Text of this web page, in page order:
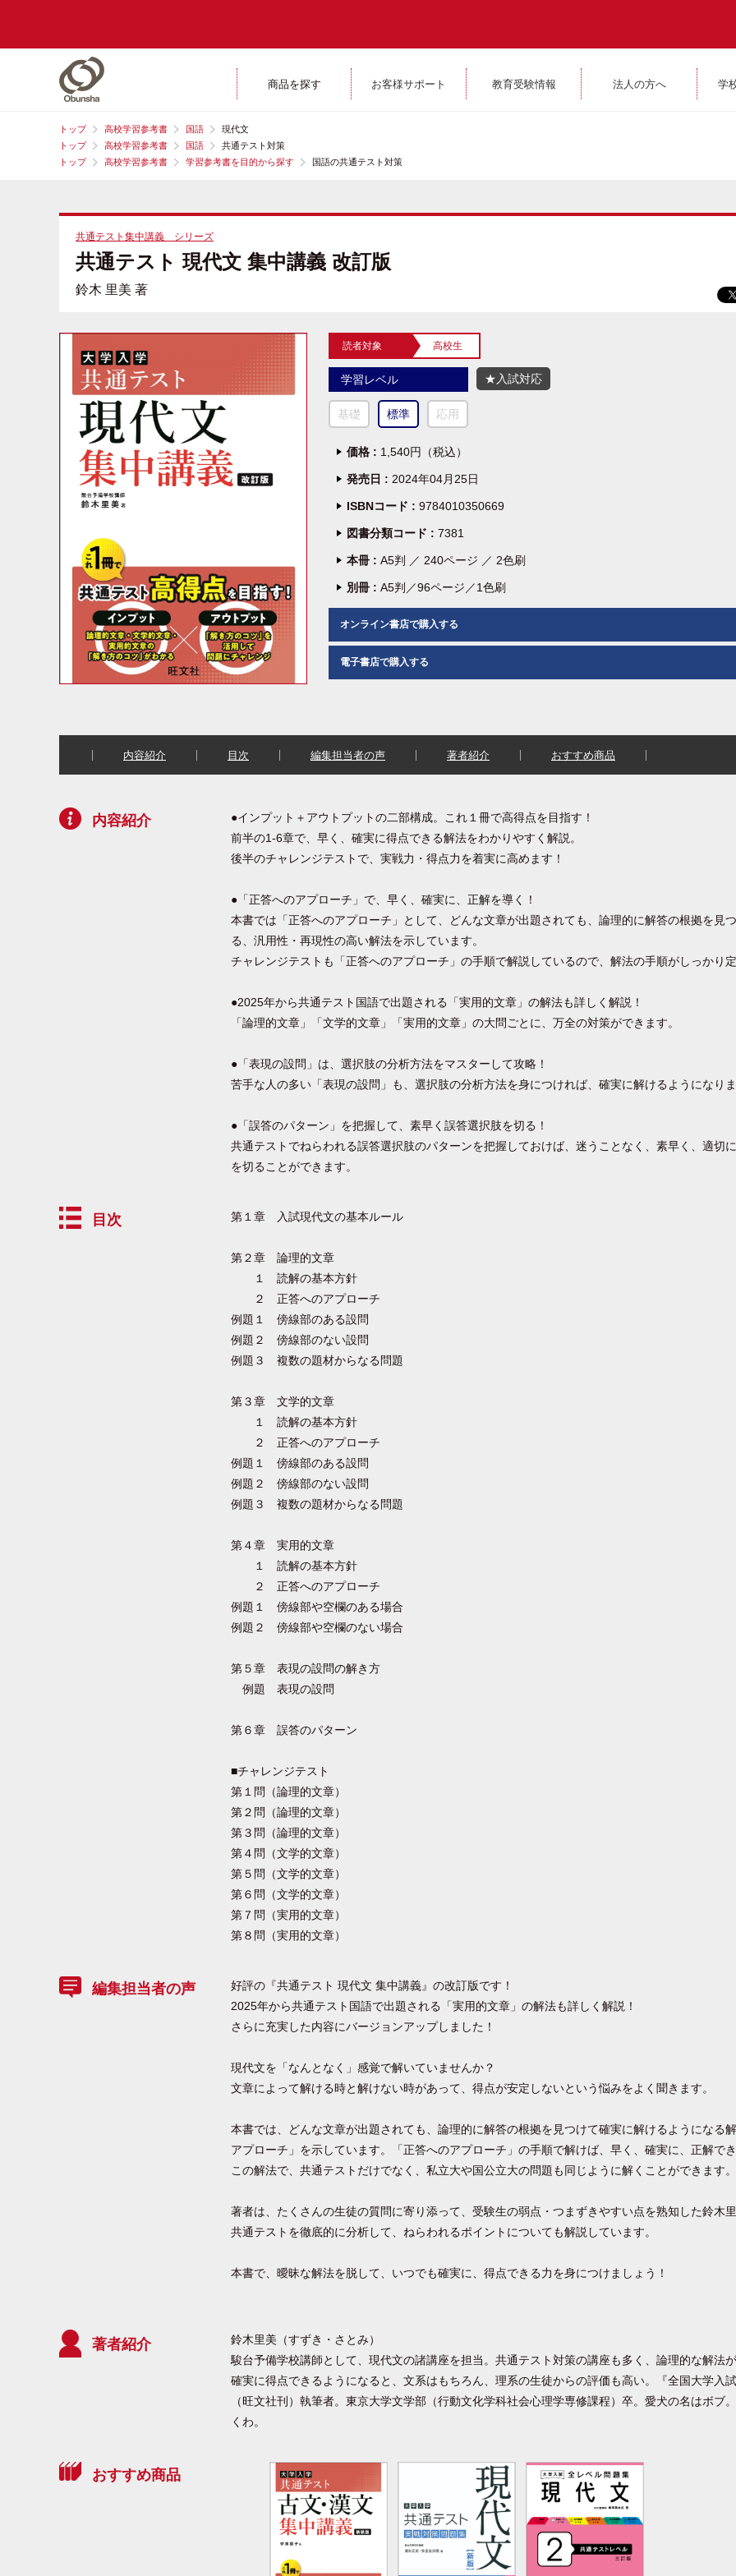
商品を探す お客様サポート 教育受験情報 法人の方へ 学
トップ 高校学習参考書 国語
現代文
トップ
高校学習参考書 国語
共通テスト対策
トップ
高校学習参考書 学習参考書を目的から探す 国語の共通テスト対策
共通テスト集中講義 シリーズ
共通テスト 現代文 集中講義 改訂版
鈴木 里美 著
読者対象 高校生
学習レベル
基礎 標準 応用
★入試対応
価格 : 1,540円（税込）
発売日 : 2024年04月25日
ISBNコード : 9784010350669
図書分類コード : 7381
本冊 : A5判 ／ 240ページ ／ 2色刷
別冊 : A5判／96ページ／1色刷
オンライン書店で購入する
電子書店で購入する
内容紹介 目次 編集担当者の声 著者紹介 おすすめ商品
内容紹介
●インプット＋アウトプットの二部構成。これ１冊で高得点を目指す！
前半の1-6章で、早く、確実に得点できる解法をわかりやすく解説。
後半のチャレンジテストで、実戦力・得点力を着実に高めます！
●「正答へのアプローチ」で、早く、確実に、正解を導く！
本書では「正答へのアプローチ」として、どんな文章が出題されても、論理的に解答の根拠を見
る、汎用性・再現性の高い解法を示しています。
チャレンジテストも「正答へのアプローチ」の手順で解説しているので、解法の手順がしっかり定
●2025年から共通テスト国語で出題される「実用的文章」の解法も詳しく解説！
「論理的文章」「文学的文章」「実用的文章」の大問ごとに、万全の対策ができます。
●「表現の設問」は、選択肢の分析方法をマスターして攻略！
苦手な人の多い「表現の設問」も、選択肢の分析方法を身につければ、確実に解けるようになりま
●「誤答のパターン」を把握して、素早く誤答選択肢を切る！
共通テストでねらわれる誤答選択肢のパターンを把握しておけば、迷うことなく、素早く、適切
を切ることができます。
目次 第１章 入試現代文の基本ルール
第２章 論理的文章
１ 読解の基本方針
２ 正答へのアプローチ
例題１ 傍線部のある設問
例題２ 傍線部のない設問
例題３ 複数の題材からなる問題
第３章 文学的文章
１ 読解の基本方針
２ 正答へのアプローチ
例題１ 傍線部のある設問
例題２ 傍線部のない設問
例題３ 複数の題材からなる問題
第４章 実用的文章
１ 読解の基本方針
２ 正答へのアプローチ
例題１ 傍線部や空欄のある場合
例題２ 傍線部や空欄のない場合
第５章 表現の設問の解き方
例題 表現の設問
第６章 誤答のパターン
■チャレンジテスト
第１問（論理的文章）
第２問（論理的文章）
第３問（論理的文章）
第４問（文学的文章）
第５問（文学的文章）
第６問（文学的文章）
第７問（実用的文章）
第８問（実用的文章）
編集担当者の声
好評の『共通テスト 現代文 集中講義』の改訂版です！
2025年から共通テスト国語で出題される「実用的文章」の解法も詳しく解説！
さらに充実した内容にバージョンアップしました！
現代文を「なんとなく」感覚で解いていませんか？
文章によって解ける時と解けない時があって、得点が安定しないという悩みをよく聞きます。
本書では、どんな文章が出題されても、論理的に解答の根拠を見つけて確実に解けるようになる
アプローチ」を示しています。「正答へのアプローチ」の手順で解けば、早く、確実に、正解でき
この解法で、共通テストだけでなく、私立大や国公立大の問題も同じように解くことができます。
著者は、たくさんの生徒の質問に寄り添って、受験生の弱点・つまずきやすい点を熟知した鈴木里
共通テストを徹底的に分析して、ねらわれるポイントについても解説しています。
本書で、曖昧な解法を脱して、いつでも確実に、得点できる力を身につけましょう！
著者紹介
鈴木里美（すずき・さとみ）
駿台予備学校講師として、現代文の諸講座を担当。共通テスト対策の講座も多く、論理的な解法
確実に得点できるようになると、文系はもちろん、理系の生徒からの評価も高い。『全国大学入試
（旺文社刊）執筆者。東京大学文学部（行動文化学科社会心理学専修課程）卒。愛犬の名はボブ
くわ。
おすすめ商品